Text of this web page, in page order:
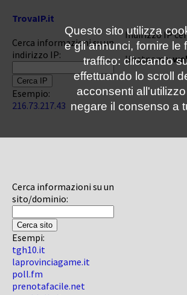
TrovaIP.it
Cerca informazioni su un
indirizzo IP:
Esempio:
216.73.217.43
Cerca informazioni su un
sito/dominio:
Esempi:
tgh10.it
laprovinciagame.it
poll.fm
prenotafacile.net
Indirizzo IP
Hostname:
Questo sito utilizza
e gli annunci, fornire le
traffico: cliccando
effettuando lo scroll
acconsenti
negare il consenso a